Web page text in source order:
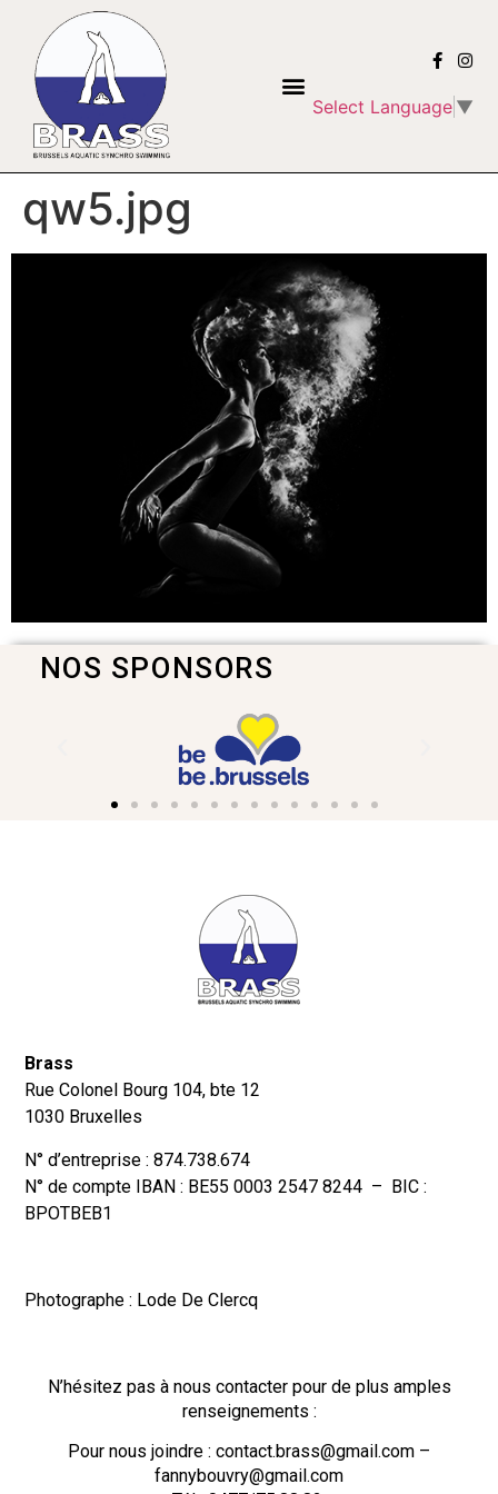
Select Language ▼
qw5.jpg
NOS SPONSORS
Brass
Rue Colonel Bourg 104, bte 12
1030 Bruxelles
N° d’entreprise : 874.738.674
N° de compte IBAN : BE55 0003 2547 8244 – BIC :
BPOTBEB1
Photographe : Lode De Clercq
N’hésitez pas à nous contacter pour de plus amples
renseignements :
Pour nous joindre : contact.brass@gmail.com –
fannybouvry@gmail.com